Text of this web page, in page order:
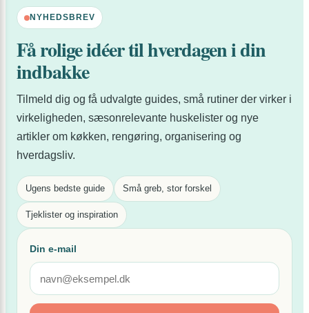
NYHEDSBREV
Få rolige idéer til hverdagen i din
indbakke
Tilmeld dig og få udvalgte guides, små rutiner der virker i
virkeligheden, sæsonrelevante huskelister og nye
artikler om køkken, rengøring, organisering og
hverdagsliv.
Ugens bedste guide Små greb, stor forskel
Tjeklister og inspiration
Din e-mail